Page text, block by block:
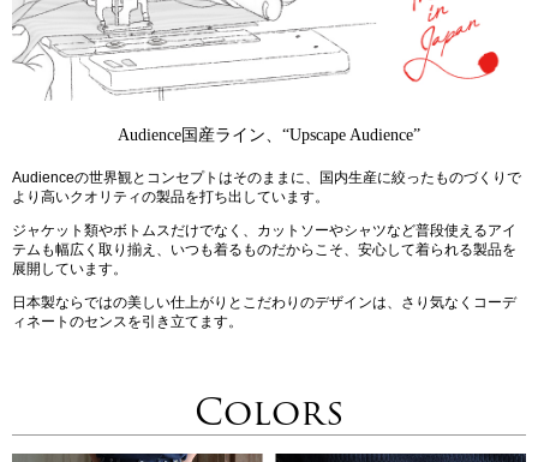
Audience国産ライン、“Upscape Audience”
Audienceの世界観とコンセプトはそのままに、国内生産に絞ったものづくりで
より高いクオリティの製品を打ち出しています。
ジャケット類やボトムスだけでなく、カットソーやシャツなど普段使えるアイ
テムも幅広く取り揃え、いつも着るものだからこそ、安心して着られる製品を
展開しています。
日本製ならではの美しい仕上がりとこだわりのデザインは、さり気なくコーデ
ィネートのセンスを引き立てます。
Colors